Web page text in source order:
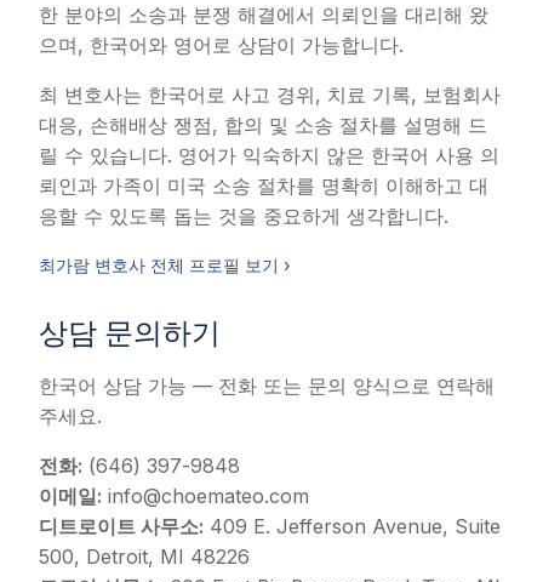
한 분야의 소송과 분쟁 해결에서 의뢰인을 대리해 왔
으며, 한국어와 영어로 상담이 가능합니다.
최 변호사는 한국어로 사고 경위, 치료 기록, 보험회사
대응, 손해배상 쟁점, 합의 및 소송 절차를 설명해 드
릴 수 있습니다. 영어가 익숙하지 않은 한국어 사용 의
뢰인과 가족이 미국 소송 절차를 명확히 이해하고 대
응할 수 있도록 돕는 것을 중요하게 생각합니다.
최가람 변호사 전체 프로필 보기 ›
상담 문의하기
한국어 상담 가능 — 전화 또는 문의 양식으로 연락해
주세요.
전화: (646) 397-9848
이메일: info@choemateo.com
디트로이트 사무소: 409 E. Jefferson Avenue, Suite
500, Detroit, MI 48226